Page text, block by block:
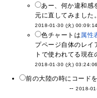
あー、何か違和
元に直してみまし
2018-01-30 (火) 00:09:14
色チャートは 属性
プページ自体のレイ
トで使われてる現
2018-01-30 (火) 03:24:06
前の大陸の時にコード
--2018-